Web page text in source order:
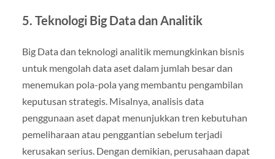
5. Teknologi Big Data dan Analitik
Big Data dan teknologi analitik memungkinkan bisnis
untuk mengolah data aset dalam jumlah besar dan
menemukan pola-pola yang membantu pengambilan
keputusan strategis. Misalnya, analisis data
penggunaan aset dapat menunjukkan tren kebutuhan
pemeliharaan atau penggantian sebelum terjadi
kerusakan serius. Dengan demikian, perusahaan dapat